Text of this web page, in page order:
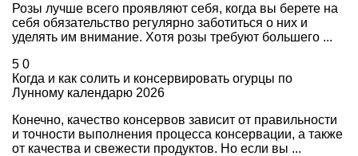
Розы лучше всего проявляют себя, когда вы берете на
себя обязательство регулярно заботиться о них и
уделять им внимание. Хотя розы требуют большего ...
5 0
Когда и как солить и консервировать огурцы по
Лунному календарю 2026
Конечно, качество консервов зависит от правильности
и точности выполнения процесса консервации, а также
от качества и свежести продуктов. Но если вы ...